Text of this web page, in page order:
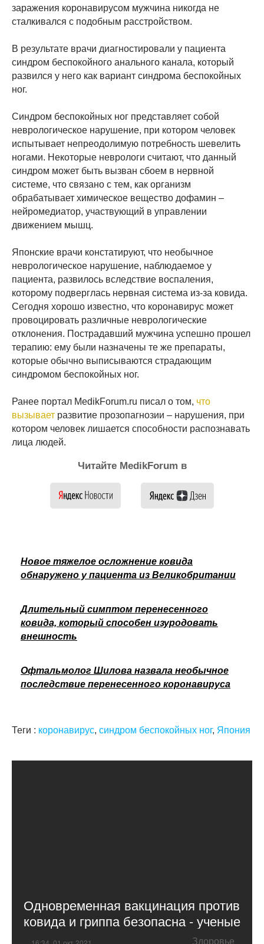
заражения коронавирусом мужчина никогда не
сталкивался с подобным расстройством.
В результате врачи диагностировали у пациента
синдром беспокойного анального канала, который
развился у него как вариант синдрома беспокойных
ног.
Синдром беспокойных ног представляет собой
неврологическое нарушение, при котором человек
испытывает непреодолимую потребность шевелить
ногами. Некоторые неврологи считают, что данный
синдром может быть вызван сбоем в нервной
системе, что связано с тем, как организм
обрабатывает химическое вещество дофамин –
нейромедиатор, участвующий в управлении
движением мышц.
Японские врачи констатируют, что необычное
неврологическое нарушение, наблюдаемое у
пациента, развилось вследствие воспаления,
которому подверглась нервная система из-за ковида.
Сегодня хорошо известно, что коронавирус может
провоцировать различные неврологические
отклонения. Пострадавший мужчина успешно прошел
терапию: ему были назначены те же препараты,
которые обычно выписываются страдающим
синдромом беспокойных ног.
Ранее портал MedikForum.ru писал о том, что
вызывает развитие прозопагнозии – нарушения, при
котором человек лишается способности распознавать
лица людей.
Читайте MedikForum в
Новое тяжелое осложнение ковида
обнаружено у пациента из Великобритании
Длительный симптом перенесенного
ковида, который способен изуродовать
внешность
Офтальмолог Шилова назвала необычное
последствие перенесенного коронавируса
Теги : коронавирус, синдром беспокойных ног, Япония
Одновременная вакцинация против
ковида и гриппа безопасна - ученые
Здоровье